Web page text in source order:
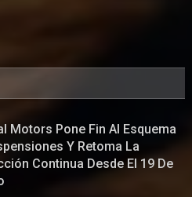
Motors Pone Fin Al Esquema
Y Retoma La
Continua Desde El 19 De